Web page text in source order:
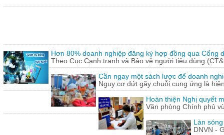
Hơn 80% doanh nghiệp đăng ký hợp đồng qua Cổng
Theo Cục Cạnh tranh và Bảo vệ người tiêu dùng
Cần ngay một sách lược để doanh
Nguy cơ đứt gãy chuỗi cung ứng là
Hoàn thiện Nghị quyết
Văn phòng Chính phủ
Làn
DNVN -